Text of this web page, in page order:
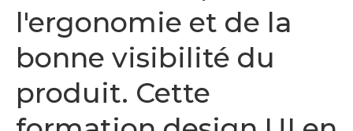
l'ergonomie et de la
bonne visibilité du
produit. Cette